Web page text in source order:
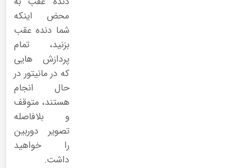
محض اینکه
شما دنده عقب
بزنید، تمام
پردازش هایی
که در مانیتور در
حال انجام
هستند، متوقف
و بلافاصله
تصویر دوربین
را خواهید
داشت.